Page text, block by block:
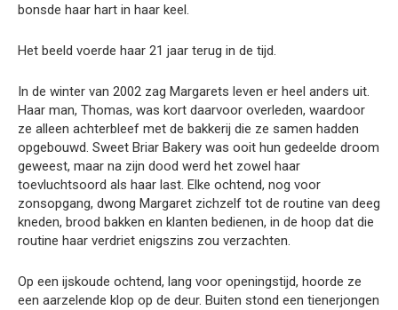
bonsde haar hart in haar keel.
Het beeld voerde haar 21 jaar terug in de tijd.
In de winter van 2002 zag Margarets leven er heel anders uit.
Haar man, Thomas, was kort daarvoor overleden, waardoor
ze alleen achterbleef met de bakkerij die ze samen hadden
opgebouwd. Sweet Briar Bakery was ooit hun gedeelde droom
geweest, maar na zijn dood werd het zowel haar
toevluchtsoord als haar last. Elke ochtend, nog voor
zonsopgang, dwong Margaret zichzelf tot de routine van deeg
kneden, brood bakken en klanten bedienen, in de hoop dat die
routine haar verdriet enigszins zou verzachten.
Op een ijskoude ochtend, lang voor openingstijd, hoorde ze
een aarzelende klop op de deur. Buiten stond een tienerjongen